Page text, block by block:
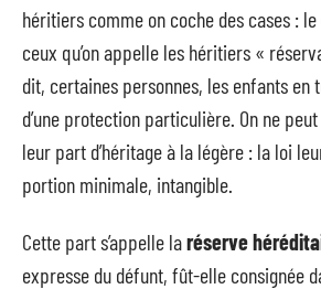
héritiers comme on coche des cases : le
ceux qu’on appelle les héritiers «
dit, certaines personnes, les enfants en
d’une protection particulière. On ne
leur part d’héritage à la légère : la loi
portion minimale, intangible.
Cette part s’appelle laréserve
expresse du défunt, fût-elle consignée